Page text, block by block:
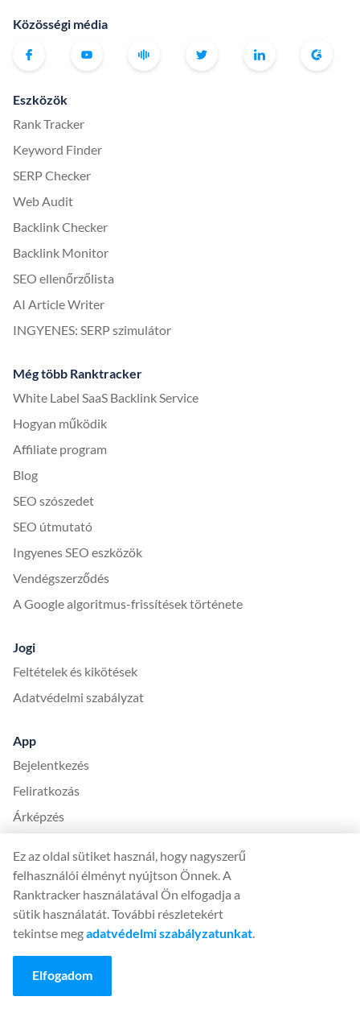
Közösségi média
Eszközök
Rank Tracker
Keyword Finder
SERP Checker
Web Audit
Backlink Checker
Backlink Monitor
SEO ellenőrzőlista
AI Article Writer
INGYENES: SERP szimulátor
Még több Ranktracker
White Label SaaS Backlink Service
Hogyan működik
Affiliate program
Blog
SEO szószedet
SEO útmutató
Ingyenes SEO eszközök
Vendégszerződés
A Google algoritmus-frissítések története
Jogi
Feltételek és kikötések
Adatvédelmi szabályzat
App
Bejelentkezés
Feliratkozás
Árképzés
Helpdesk
Nyelvek
English (English)
Deutsch (German)
Español (Spanish)
Ez az oldal sütiket használ, hogy nagyszerű
felhasználói élményt nyújtson Önnek. A
Ranktracker használatával Ön elfogadja a
sütik használatát. További részletekért
tekintse megadatvédelmi szabályzatunkat.
Elfogadom